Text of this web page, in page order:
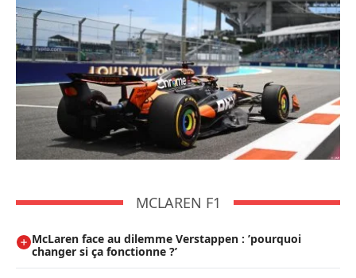
MCLAREN F1
McLaren face au dilemme Verstappen : ’pourquoi
changer si ça fonctionne ?’